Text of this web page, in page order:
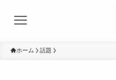
ホーム 話題